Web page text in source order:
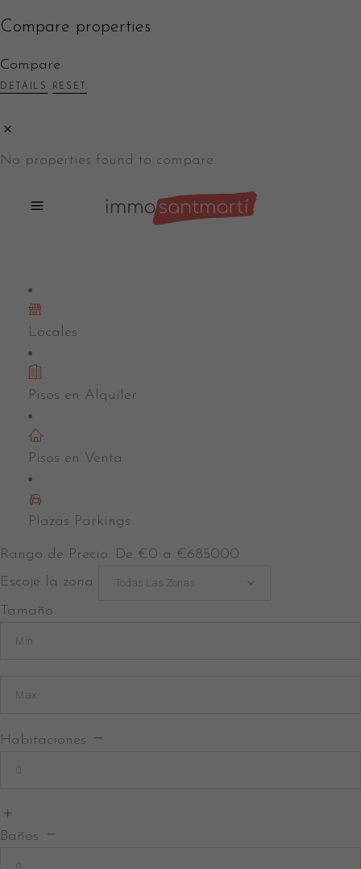
Compare properties
Compare
DETAILS RESET
No properties found to compare.
Locales
Pisos en Alquiler
Pisos en Venta
Plazas Parkings
Rango de Precio: De €0 a €685000
Escoje la zona
Todas Las Zonas
Tamaño
Habitaciones
Baños